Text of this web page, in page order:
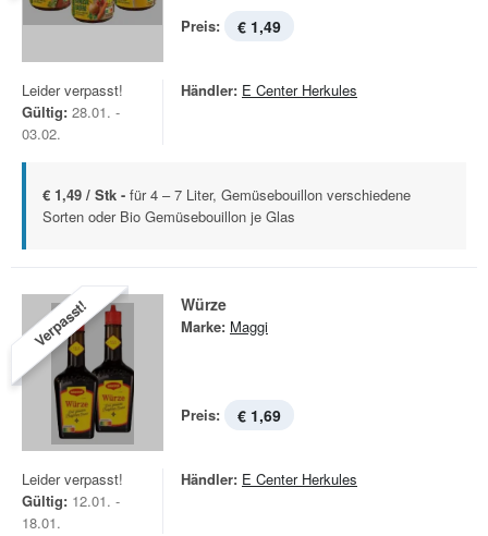
Preis: € 1,49
Leider verpasst!
Gültig: 28.01. -
03.02.
Händler: E Center Herkules
€ 1,49 / Stk - für 4 – 7 Liter, Gemüsebouillon verschiedene
Sorten oder Bio Gemüsebouillon je Glas
Verpasst! Würze
Marke: Maggi
Preis: € 1,69
Leider verpasst!
Gültig: 12.01. -
18.01.
Händler: E Center Herkules